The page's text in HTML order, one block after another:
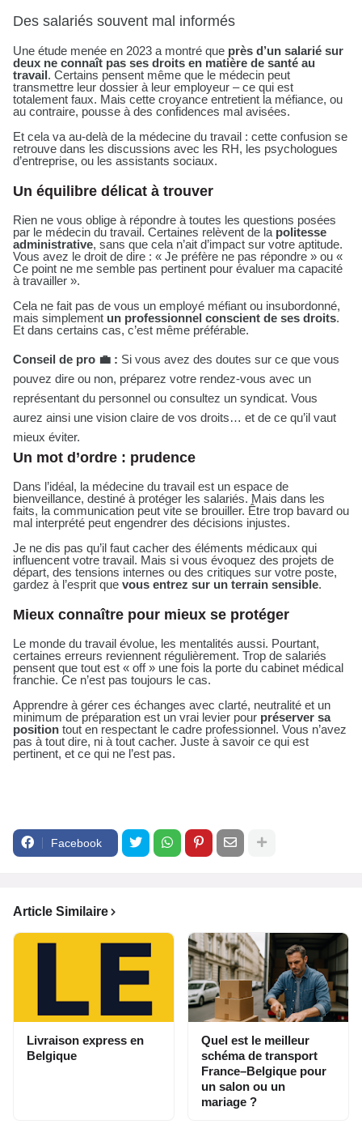
Des salariés souvent mal informés
Une étude menée en 2023 a montré que près d’un salarié sur
deux ne connaît pas ses droits en matière de santé au
travail. Certains pensent même que le médecin peut
transmettre leur dossier à leur employeur – ce qui est
totalement faux. Mais cette croyance entretient la méfiance, ou
au contraire, pousse à des confidences mal avisées.
Et cela va au-delà de la médecine du travail : cette confusion se
retrouve dans les discussions avec les RH, les psychologues
d’entreprise, ou les assistants sociaux.
Un équilibre délicat à trouver
Rien ne vous oblige à répondre à toutes les questions posées
par le médecin du travail. Certaines relèvent de la politesse
administrative, sans que cela n’ait d’impact sur votre aptitude.
Vous avez le droit de dire : « Je préfère ne pas répondre » ou «
Ce point ne me semble pas pertinent pour évaluer ma capacité
à travailler ».
Cela ne fait pas de vous un employé méfiant ou insubordonné,
mais simplement un professionnel conscient de ses droits.
Et dans certains cas, c’est même préférable.
Conseil de pro 💼 : Si vous avez des doutes sur ce que vous
pouvez dire ou non, préparez votre rendez-vous avec un
représentant du personnel ou consultez un syndicat. Vous
aurez ainsi une vision claire de vos droits… et de ce qu’il vaut
mieux éviter.
Un mot d’ordre : prudence
Dans l’idéal, la médecine du travail est un espace de
bienveillance, destiné à protéger les salariés. Mais dans les
faits, la communication peut vite se brouiller. Être trop bavard ou
mal interprété peut engendrer des décisions injustes.
Je ne dis pas qu’il faut cacher des éléments médicaux qui
influencent votre travail. Mais si vous évoquez des projets de
départ, des tensions internes ou des critiques sur votre poste,
gardez à l’esprit que vous entrez sur un terrain sensible.
Mieux connaître pour mieux se protéger
Le monde du travail évolue, les mentalités aussi. Pourtant,
certaines erreurs reviennent régulièrement. Trop de salariés
pensent que tout est « off » une fois la porte du cabinet médical
franchie. Ce n’est pas toujours le cas.
Apprendre à gérer ces échanges avec clarté, neutralité et un
minimum de préparation est un vrai levier pour préserver sa
position tout en respectant le cadre professionnel. Vous n’avez
pas à tout dire, ni à tout cacher. Juste à savoir ce qui est
pertinent, et ce qui ne l’est pas.
Facebook
Article Similaire
Livraison express en
Belgique
Quel est le meilleur
schéma de transport
France–Belgique pour
un salon ou un
mariage ?